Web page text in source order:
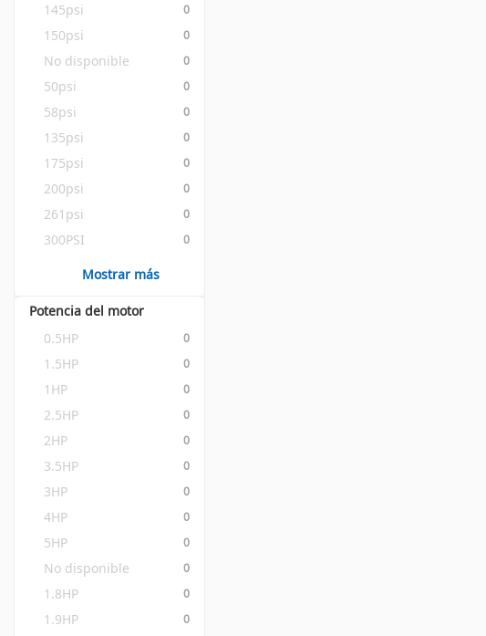
145psi 0
150psi 0
No disponible 0
50psi 0
58psi 0
135psi 0
175psi 0
200psi 0
261psi 0
300PSI 0
Mostrar más
Potencia del motor
0.5HP
0
1.5HP 0
1HP 0
2.5HP 0
2HP 0
3.5HP 0
3HP 0
4HP 0
5HP 0
No disponible 0
1.8HP 0
1.9HP 0